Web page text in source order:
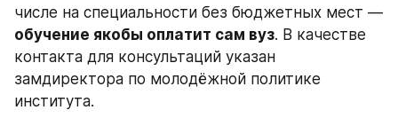
обучение якобы оплатит сам вуз. В качестве
контакта для консультаций указан
замдиректора по молодёжной политике
института.